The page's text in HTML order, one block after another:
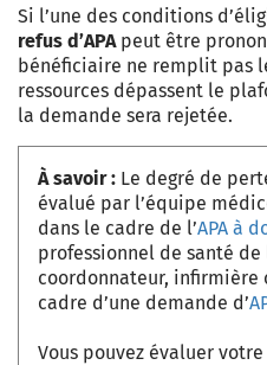
Si l’une des conditions
refus d’APApeut être
bénéficiaire ne remplit pas
ressources dépassent le
la demande sera rejetée.
À savoir : Le degré de
évalué par l’équipe
dans le cadre de l’APA à
professionnel de santé de
coordonnateur,
cadre d’une demande d’
Vous pouvez évaluer